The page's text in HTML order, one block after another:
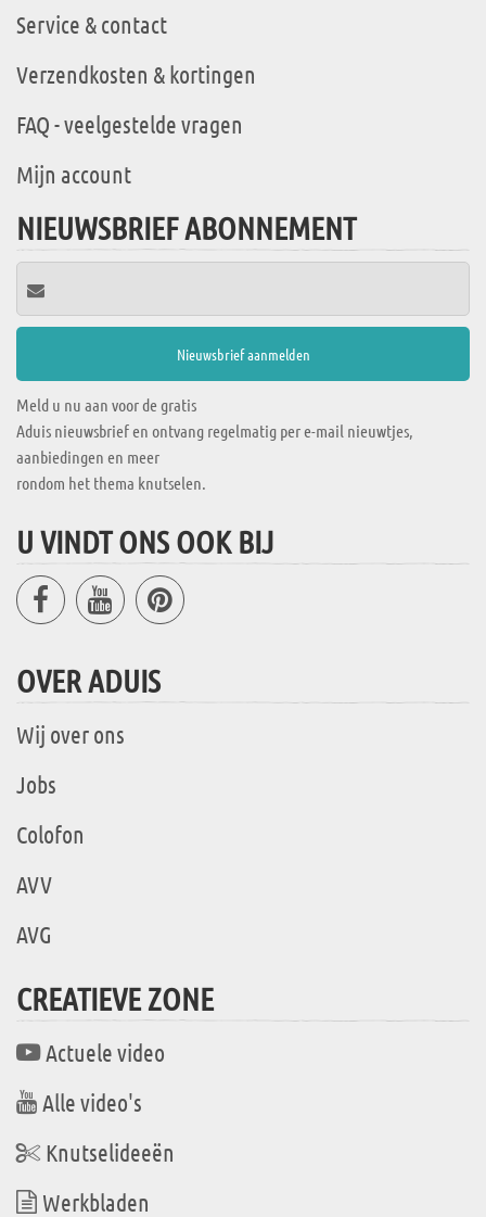
Service & contact
Verzendkosten & kortingen
FAQ - veelgestelde vragen
Mijn account
NIEUWSBRIEF ABONNEMENT
Meld u nu aan voor de gratis
Aduis nieuwsbrief en ontvang regelmatig per e-mail nieuwtjes,
aanbiedingen en meer
rondom het thema knutselen.
U VINDT ONS OOK BIJ
OVER ADUIS
Wij over ons
Jobs
Colofon
AVV
AVG
CREATIEVE ZONE
Actuele video
Alle video's
Knutselideeën
Werkbladen